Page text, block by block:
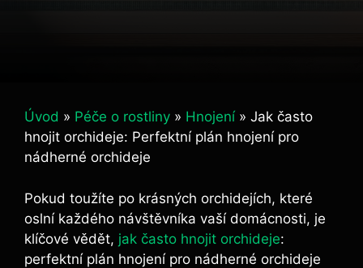
Úvod » Péče o rostliny » Hnojení » Jak často
hnojit orchideje: Perfektní plán hnojení pro
nádherné orchideje
Pokud toužíte⁣ po krásných orchidejích,⁤ které
oslní každého návštěvníka vaší ​domácnosti, je
⁤klíčové vědět, jak často hnojit orchideje:
perfektní plán‍ hnojení pro nádherné orchideje